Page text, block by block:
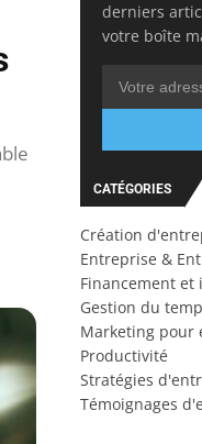
derniers
votre boîte
CATÉGORIES
Création
Entreprise &
Financement et
Gestion du
Marketing pour
Productivité
Stratégies
Témoignages